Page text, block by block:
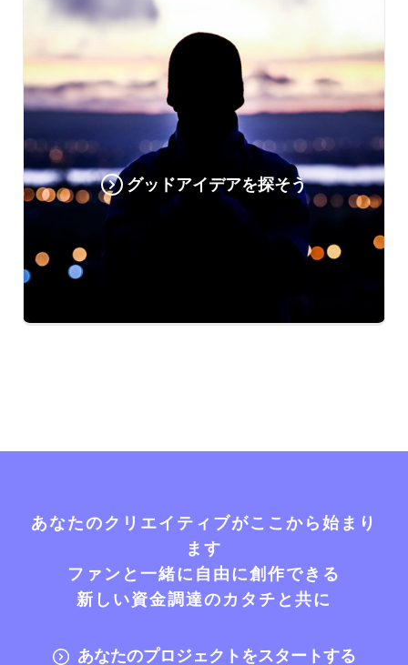
グッドアイデアを探そう
あなたのクリエイティブがここから始まり
ます
ファンと一緒に自由に創作できる
新しい資金調達のカタチと共に
あなたのプロジェクトをスタートする